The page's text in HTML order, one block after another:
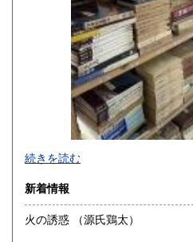
-
沿線名：-
最寄駅：-
営業時間：-
定休日：-
続きを読む
新着情報
火の誘惑 （源氏鶏太）